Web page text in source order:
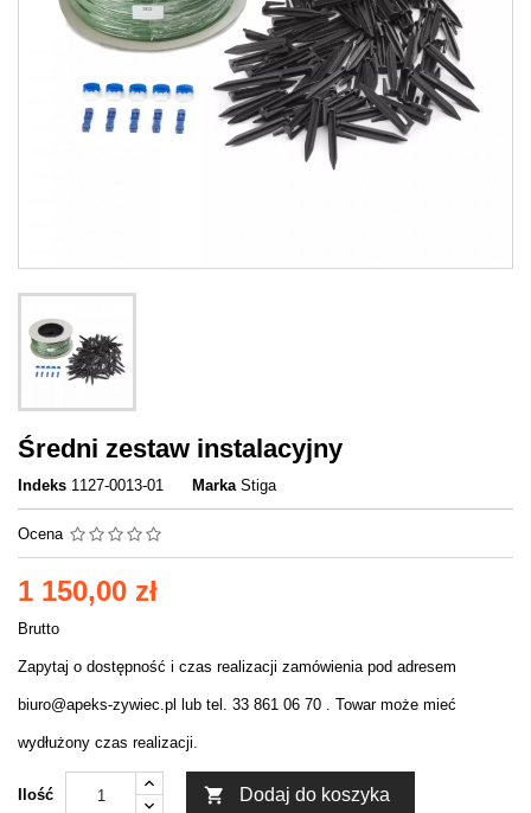
Średni zestaw instalacyjny
Indeks 1127-0013-01 Marka Stiga
Ocena
1 150,00 zł
Brutto
Zapytaj o dostępność i czas realizacji zamówienia pod adresem
biuro@apeks-zywiec.pl lub tel. 33 861 06 70 . Towar może mieć
wydłużony czas realizacji.
Ilość  Dodaj do koszyka